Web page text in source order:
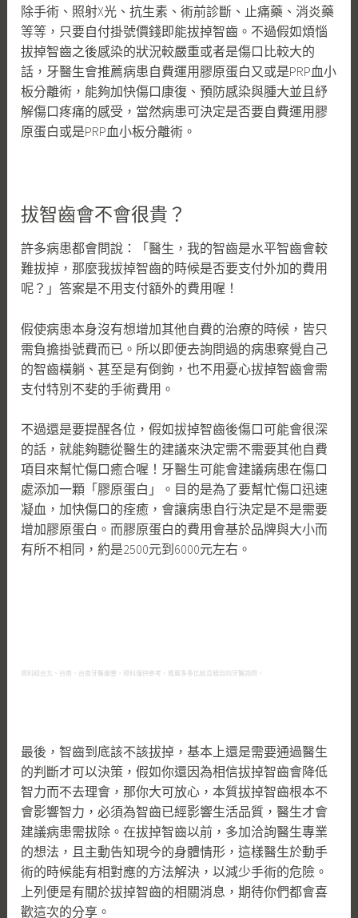
除手術、照射X光、抗生素、術前診斷、止痛藥、消炎藥
等等，只要自付掛號價錢即能拔掉智齒。不過假如煩惱
拔掉智齒之後感染的狀況較嚴重或者是傷口比較大的
話，牙醫生會推薦病患自費運用膠原蛋白又或是PRP血小
板分離術，能夠加快傷口康復、預防感染與腫大並且紓
解傷口疼痛的感受，當然病患可決定是否要自費運用膠
原蛋白或是PRP血小板分離術。
拔智齒會不會很貴？
許多病患都會問說：「醫生，我的智齒是水平智齒會較
難拔掉，那麼我拔掉智齒的時候是否要支付外加的費用
呢？」答案是不用支付額外的費用喔！
假使病患本身沒有想增加其他自費的治療的時候，皆只
需負擔掛號費而已。所以即便去詢問過的病患察覺自己
的智齒橫躺、甚至是有倒鉤，也不用憂心拔掉智齒會需
支付特別不斐的手術費用。
不過還是要提醒各位，假如拔掉智齒後傷口可能會很深
的話，就能夠聽從醫生的建議來決定需不需要其他自費
項目來幫忙傷口癒合喔！牙醫生可能會建議病患在傷口
處添加一顆「膠原蛋白」。目的是為了要幫忙傷口迅速
凝血，加快傷口的痊癒，會讓病患自行決定是不是需要
增加膠原蛋白。而膠原蛋白的費用會基於品牌與大小而
有所不相同，約是2500元到6000元左右。
資料經台北、台南、台南牙醫彙整，資料僅供參考，推薦多多比較且親自向牙醫詢問。
最後，智齒到底該不該拔掉，基本上還是需要通過醫生
的判斷才可以決策，假如你還因為相信拔掉智齒會降低
智力而不去理會，那你大可放心，本質拔掉智齒根本不
會影響智力，必須為智齒已經影響生活品質，醫生才會
建議病患需拔除。在拔掉智齒以前，多加洽詢醫生專業
的想法，且主動告知現今的身體情形，這樣醫生於動手
術的時候能有相對應的方法解決，以減少手術的危險。
上列便是有關於拔掉智齒的相關消息，期待你們都會喜
歡這次的分享。